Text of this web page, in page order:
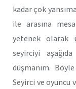
kadar çok
ile arasına
yetenek olarak
seyirciyi
düşmanım.
Seyirci ve oyuncu